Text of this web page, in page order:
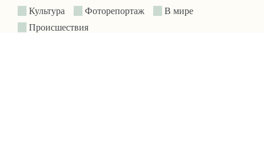
Культура
Фоторепортаж
В мире
Происшествия